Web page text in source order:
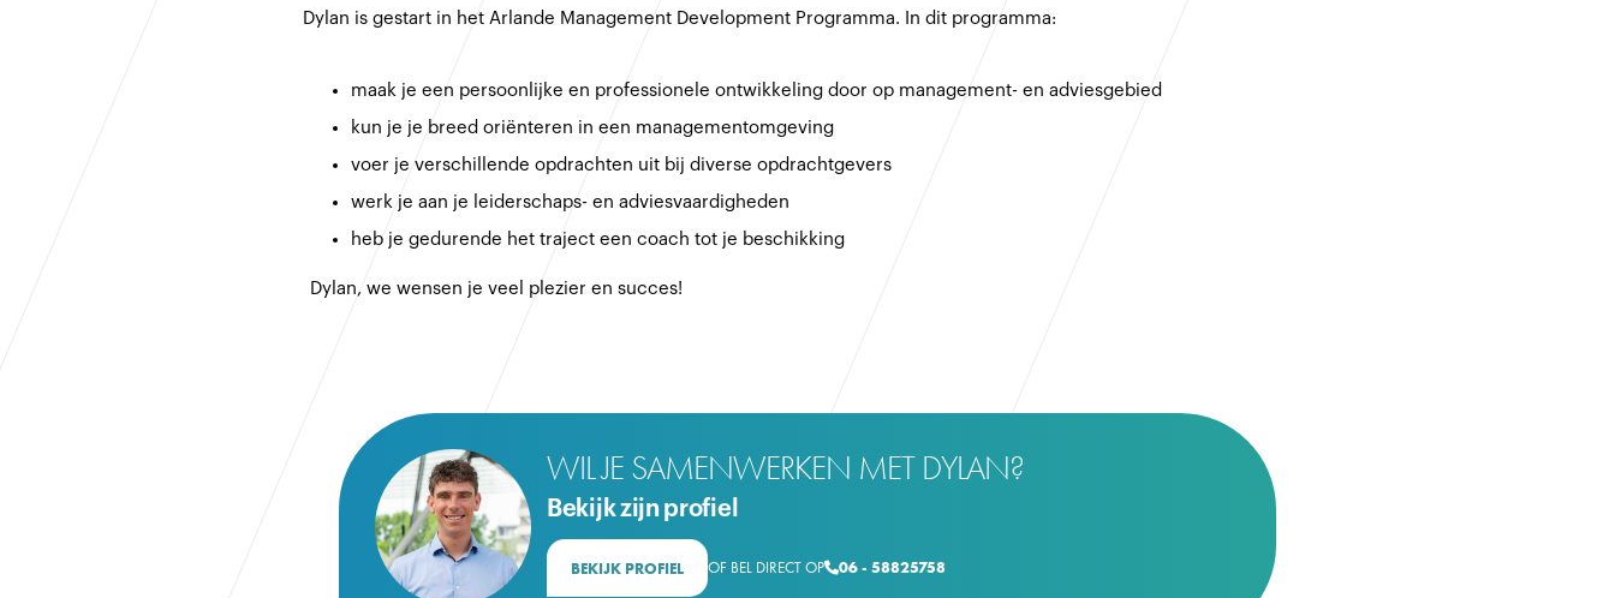
Dylan is gestart in het Arlande Management Development Programma. In dit programma:
maak je een persoonlijke en professionele ontwikkeling door op management- en adviesgebied
kun je je breed oriënteren in een managementomgeving
voer je verschillende opdrachten uit bij diverse opdrachtgevers
werk je aan je leiderschaps- en adviesvaardigheden
heb je gedurende het traject een coach tot je beschikking
Dylan, we wensen je veel plezier en succes!
WIL JE SAMENWERKEN MET DYLAN?
Bekijk zijn profiel
BEKIJK PROFIEL OF BEL DIRECT OP06 - 58825758